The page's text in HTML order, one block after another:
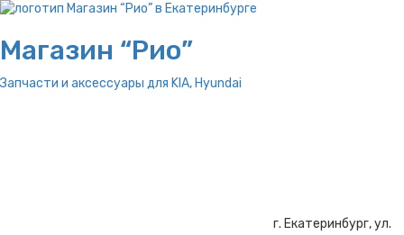
Магазин “Рио”
Запчасти и аксессуары для KIA, Hyundai
г. Екатеринбург, ул.